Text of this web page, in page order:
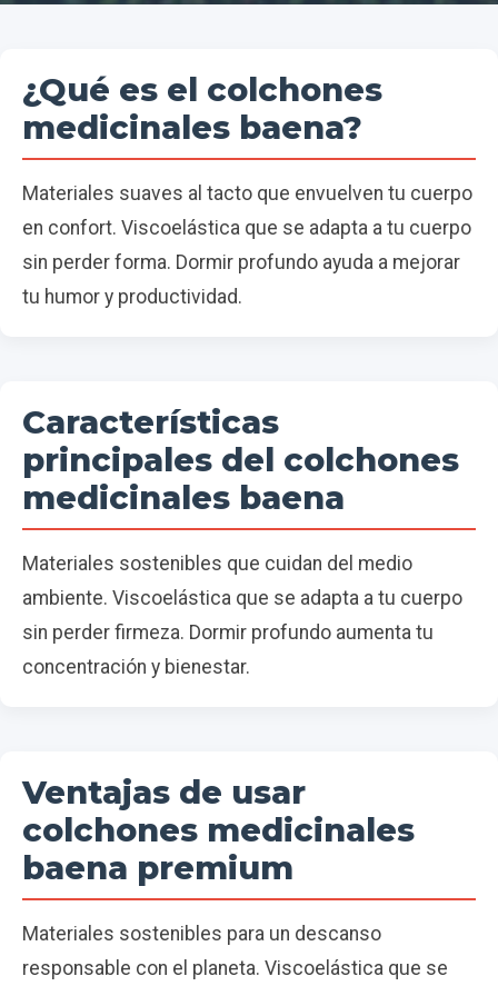
¿Qué es el colchones
medicinales baena?
Materiales suaves al tacto que envuelven tu cuerpo
en confort. Viscoelástica que se adapta a tu cuerpo
sin perder forma. Dormir profundo ayuda a mejorar
tu humor y productividad.
Características
principales del colchones
medicinales baena
Materiales sostenibles que cuidan del medio
ambiente. Viscoelástica que se adapta a tu cuerpo
sin perder firmeza. Dormir profundo aumenta tu
concentración y bienestar.
Ventajas de usar
colchones medicinales
baena premium
Materiales sostenibles para un descanso
responsable con el planeta. Viscoelástica que se